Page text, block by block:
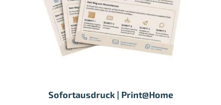
Sofortausdruck | Print@Home